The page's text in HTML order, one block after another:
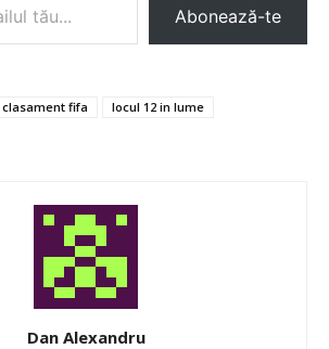
Abonează-te
fifa
locul 12 in lume
Dan Alexandru